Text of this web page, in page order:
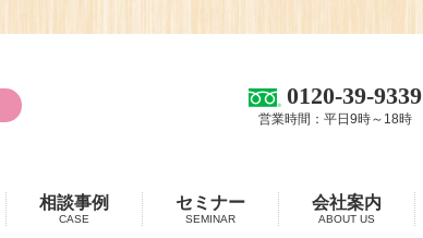
0120-39-9339
営業時間：平日9時～18時
相談事例
CASE
セミナー
SEMINAR
会社案内
ABOUT US